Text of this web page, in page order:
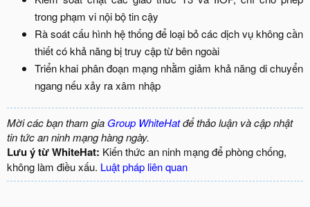
trong phạm vi nội bộ tin cậy
Rà soát cấu hình hệ thống để loại bỏ các dịch vụ không cần
thiết có khả năng bị truy cập từ bên ngoài
Triển khai phân đoạn mạng nhằm giảm khả năng di chuyển
ngang nếu xảy ra xâm nhập
Mời các bạn tham gia Group WhiteHatđể thảo luận và cập nhật
tin tức an ninh mạng hàng ngày.
Lưu ý từ WhiteHat: Kiến thức an ninh mạng để phòng chống,
không làm điều xấu. Luật pháp liên quan